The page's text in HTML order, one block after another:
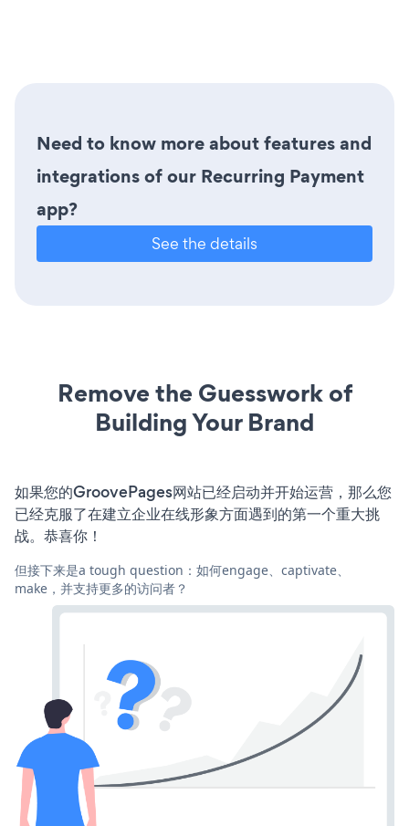
Need to know more about features and
integrations of our Recurring Payment
app?
See the details
Remove the Guesswork of
Building Your Brand
如果您的GroovePages网站已经启动并开始运营，那么您
已经克服了在建立企业在线形象方面遇到的第一个重大挑
战。恭喜你！
但接下来是a tough question：如何engage、captivate、
make，并支持更多的访问者？